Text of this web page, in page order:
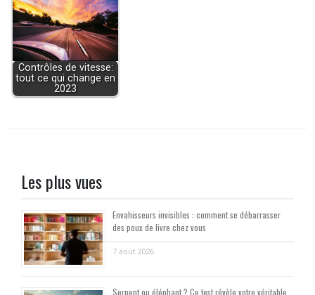
Contrôles de vitesse:
tout ce qui change en
2023
Les plus vues
Envahisseurs invisibles : comment se débarrasser
des poux de livre chez vous
7 août 2026
Serpent ou éléphant ? Ce test révèle votre véritable